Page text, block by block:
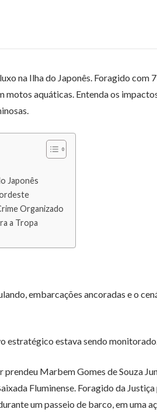
na Ilha do Japonês. Foragido com
aquáticas. Entenda os
Japonês
Organizado
a Tropa
embarcações ancoradas e o
estratégico estava sendo
Marbem Gomes de Souza
Fluminense. Foragido da
um passeio de barco, em uma